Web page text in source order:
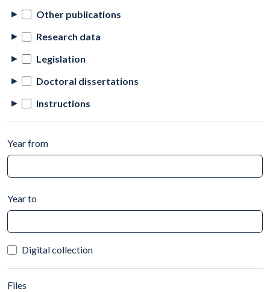
Other publications
Research data
Legislation
Doctoral dissertations
Instructions
Year from
Year to
Digital collection
Files